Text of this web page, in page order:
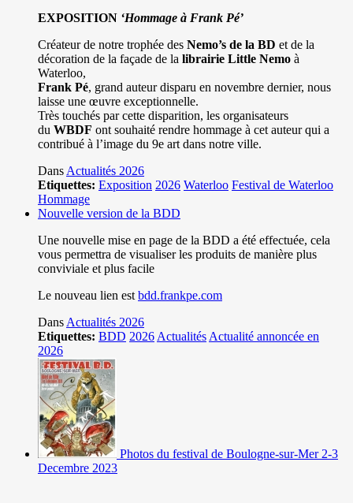
EXPOSITION ‘Hommage à Frank Pé’
Créateur de notre trophée des Nemo’s de la BD et de la
décoration de la façade de la librairie Little Nemo à
Waterloo,
Frank Pé, grand auteur disparu en novembre dernier, nous
laisse une œuvre exceptionnelle.
Très touchés par cette disparition, les organisateurs
du WBDF ont souhaité rendre hommage à cet auteur qui a
contribué à l’image du 9e art dans notre ville.
Dans Actualités 2026
Etiquettes: Exposition 2026 Waterloo Festival de Waterloo
Hommage
Nouvelle version de la BDD
Une nouvelle mise en page de la BDD a été effectuée, cela
vous permettra de visualiser les produits de manière plus
conviviale et plus facile
Le nouveau lien est bdd.frankpe.com
Dans Actualités 2026
Etiquettes: BDD 2026 Actualités Actualité annoncée en
2026
Photos du festival de Boulogne-sur-Mer 2-3
Decembre 2023